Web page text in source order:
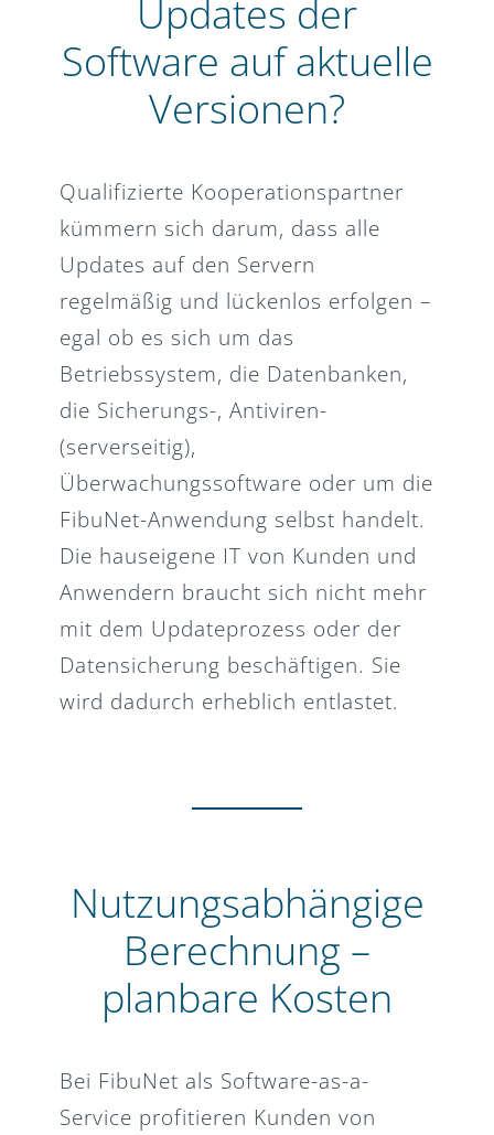
Updates der
Software auf aktuelle
Versionen?
Qualifizierte Kooperationspartner
kümmern sich darum, dass alle
Updates auf den Servern
regelmäßig und lückenlos erfolgen –
egal ob es sich um das
Betriebssystem, die Datenbanken,
die Sicherungs-, Antiviren-
(serverseitig),
Überwachungssoftware oder um die
FibuNet-Anwendung selbst handelt.
Die hauseigene IT von Kunden und
Anwendern braucht sich nicht mehr
mit dem Updateprozess oder der
Datensicherung beschäftigen. Sie
wird dadurch erheblich entlastet.
Nutzungsabhängige
Berechnung –
planbare Kosten
Bei FibuNet als Software-as-a-
Service profitieren Kunden von